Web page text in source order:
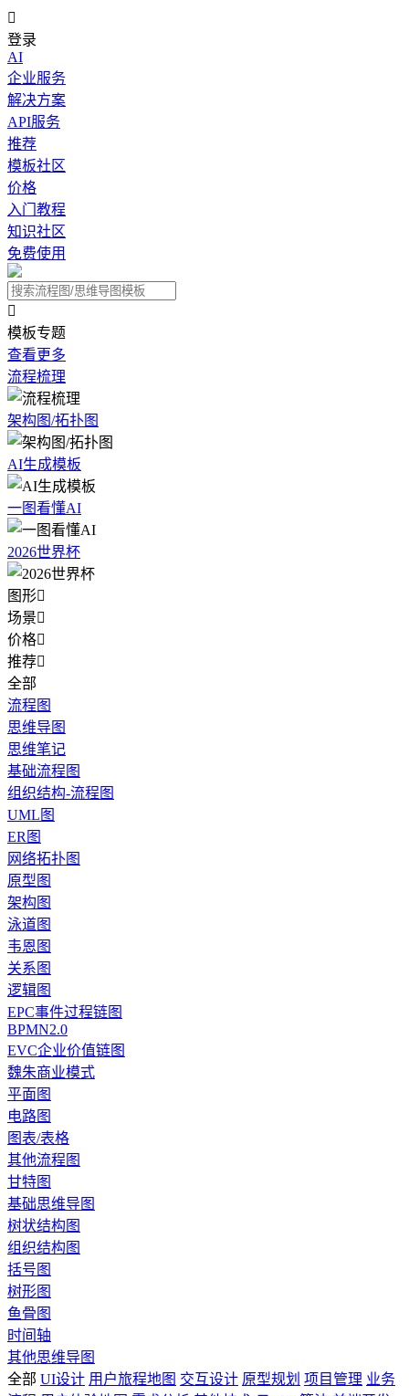

登录
AI
企业服务
解决方案
API服务
推荐
模板社区
价格
入门教程
知识社区
免费使用

模板专题
查看更多
流程梳理
架构图/拓扑图
AI生成模板
一图看懂AI
2026世界杯
图形
场景
价格
推荐
全部
流程图
思维导图
思维笔记
基础流程图
组织结构-流程图
UML图
ER图
网络拓扑图
原型图
架构图
泳道图
韦恩图
关系图
逻辑图
EPC事件过程链图
BPMN2.0
EVC企业价值链图
魏朱商业模式
平面图
电路图
图表/表格
其他流程图
甘特图
基础思维导图
树状结构图
组织结构图
括号图
树形图
鱼骨图
时间轴
其他思维导图
全部 UI设计 用户旅程地图 交互设计 原型规划 项目管理 业务